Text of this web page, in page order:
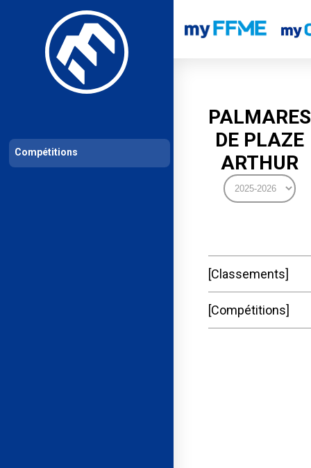
Les compétitions Calendrier de compétitions Classements
PALMARES
DE PLAZE
ARTHUR
Classements
Compétitions
Compétitions